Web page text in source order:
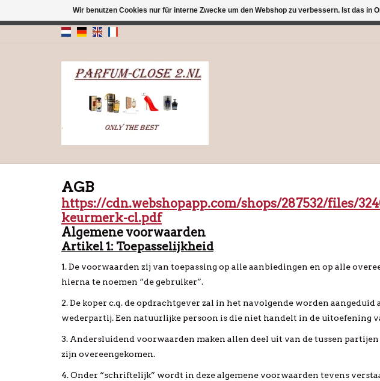
AGB
https://cdn.webshopapp.com/shops/287532/files/
keurmerk-cl.pdf
Algemene voorwaarden
Artikel 1: Toepasselijkheid
1. De voorwaarden zij van toepassing op alle aanbiedingen en op alle
hierna te noemen “de gebruiker”.
2. De koper c.q. de opdrachtgever zal in het navolgende worden
wederpartij. Een natuurlijke persoon is die niet handelt in de uitoefening
3. Andersluidend voorwaarden maken allen deel uit van de tussen
zijn overeengekomen.
4. Onder “schriftelijk” wordt in deze algemene voorwaarden tevens
Wir benutzen Cookies nur für interne Zwecke um den Webshop zu verbessern. Ist das in
← Zurück zum BackofficeDieser Shop befindet sich im Aufbau.